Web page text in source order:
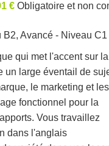
€ Obligatoire et non
Avancé - Niveau C1
qui met l'accent sur la
un large éventail de
le marketing et les
fonctionnel pour la
Vous travaillez
dans l'anglais